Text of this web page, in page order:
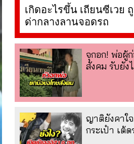
เกิดอะไรขึ้น เถียนซีเวย
ด่ากลางลานจอดรถ
จุกอก! พ่อผู้
สังคม รับยัง
ญาติยังคาใ
กระเป๋า เต้